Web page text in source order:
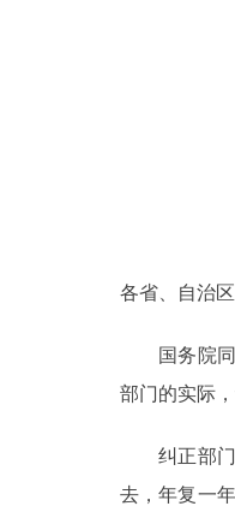
各省、自治
国务院同意
部门的实际
纠正部门和
去，年复一